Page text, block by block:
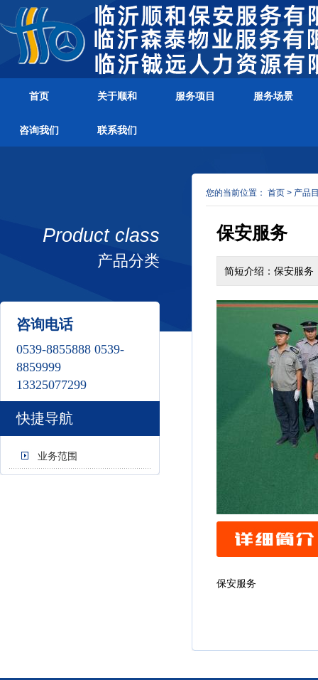
首页 关于顺和 服务项目 服务场景
咨询我们 联系我们
Product class
产品分类
咨询电话
0539-8855888 0539-
8859999
13325077299
快捷导航
业务范围
您的当前位置： 首页 > 产品
保安服务
简短介绍：保安服务
保安服务